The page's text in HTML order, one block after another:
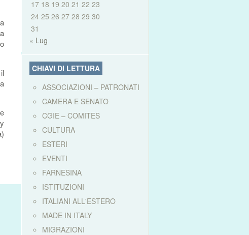
17 18 19 20 21 22 23
24 25 26 27 28 29 30
31
« Lug
CHIAVI DI LETTURA
ASSOCIAZIONI – PATRONATI
CAMERA E SENATO
CGIE – COMITES
CULTURA
ESTERI
EVENTI
FARNESINA
ISTITUZIONI
ITALIANI ALL'ESTERO
MADE IN ITALY
MIGRAZIONI